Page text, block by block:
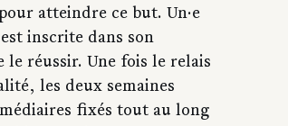
atteindre ce but. Un·e
inscrite dans son
le réussir. Une fois le relais
les deux semaines
fixés tout au long